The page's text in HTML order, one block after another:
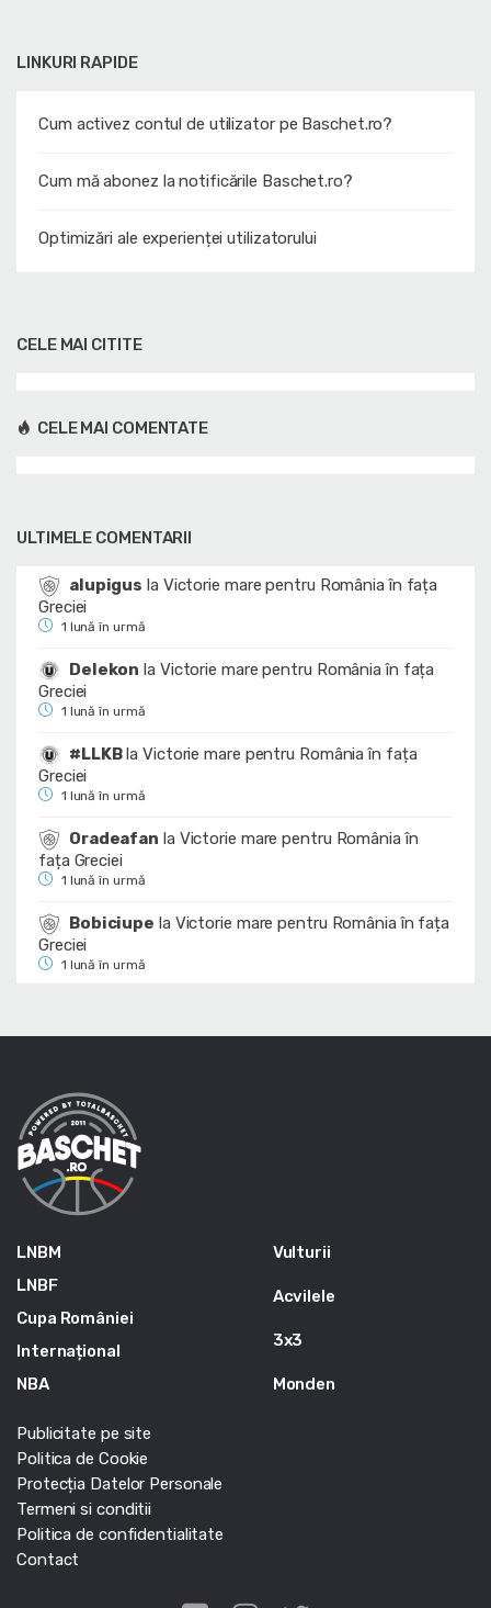
LINKURI RAPIDE
Cum activez contul de utilizator pe Baschet.ro?
Cum mă abonez la notificările Baschet.ro?
Optimizări ale experienței utilizatorului
CELE MAI CITITE
CELE MAI COMENTATE
ULTIMELE COMENTARII
alupigus la Victorie mare pentru România în fața
Greciei
1 lună în urmă
Delekon la Victorie mare pentru România în fața
Greciei
1 lună în urmă
#LLKBlaVictorie mare pentru România în fața
Greciei
1 lună în urmă
Oradeafan la Victorie mare pentru România în
fața Greciei
1 lună în urmă
Bobiciupe la Victorie mare pentru România în fața
Greciei
1 lună în urmă
LNBM
LNBF
Cupa României
Internațional
NBA
Vulturii
Acvilele
3x3
Monden
Publicitate pe site
Politica de Cookie
Protecția Datelor Personale
Termeni si conditii
Politica de confidentialitate
Contact